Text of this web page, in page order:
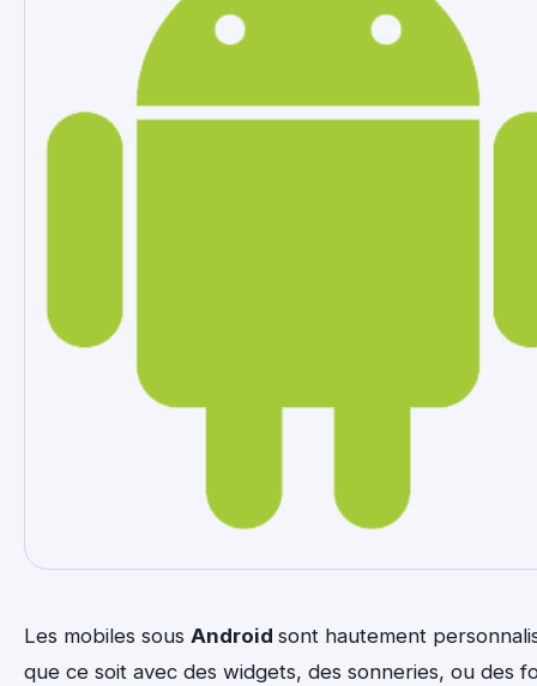
Les mobiles sous Android sont hautement
que ce soit avec des widgets, des sonneries, ou des